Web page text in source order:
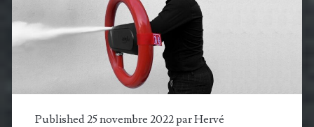
de
plus
sa
solution
domotique
Published 25 novembre 2022 parHervé